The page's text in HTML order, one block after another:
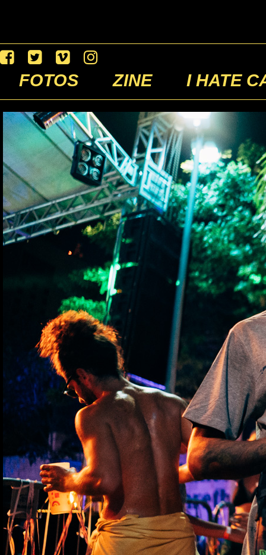
FOTOS ZINE I HATE